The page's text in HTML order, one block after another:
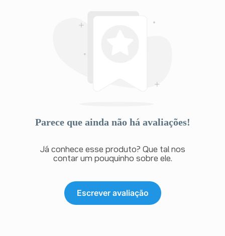
Parece que ainda não há avaliações!
Já conhece esse produto? Que tal nos
contar um pouquinho sobre ele.
Escrever avaliação